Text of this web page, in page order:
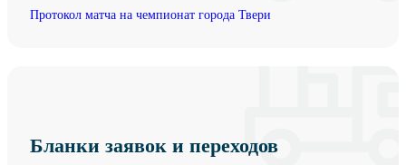
Протокол матча на чемпионат города Твери
Бланки заявок и переходов